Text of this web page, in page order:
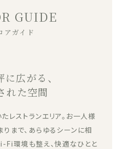
GUIDE
アガイド
広がる、
れた空間
レストランエリア。お一人様
まで、あらゆるシーンに相
Fi環境も整え、快適なひとと